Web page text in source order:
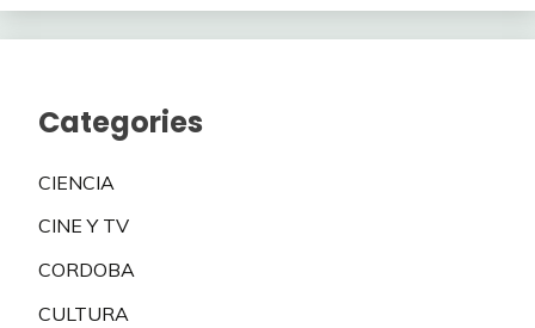
Categories
CIENCIA
CINE Y TV
CORDOBA
CULTURA